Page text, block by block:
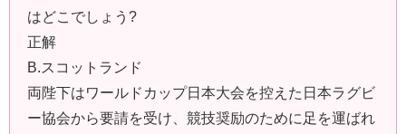
はどこでしょう?
正解
B.スコットランド
両陛下はワールドカップ日本大会を控えた日本ラグビ
ー協会から要請を受け、競技奨励のために足を運ばれ